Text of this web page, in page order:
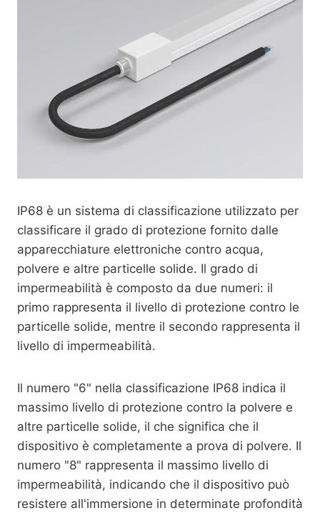
IP68 è un sistema di classificazione utilizzato per
classificare il grado di protezione fornito dalle
apparecchiature elettroniche contro acqua,
polvere e altre particelle solide. Il grado di
impermeabilità è composto da due numeri: il
primo rappresenta il livello di protezione contro le
particelle solide, mentre il secondo rappresenta il
livello di impermeabilità.
Il numero "6" nella classificazione IP68 indica il
massimo livello di protezione contro la polvere e
altre particelle solide, il che significa che il
dispositivo è completamente a prova di polvere. Il
numero "8" rappresenta il massimo livello di
impermeabilità, indicando che il dispositivo può
resistere all'immersione in determinate profondità